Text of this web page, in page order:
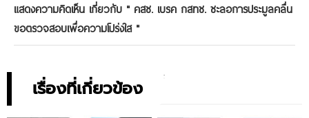
แสดงความคิดเห็น เกี่ยวกับ " คสช. เบรค กสทช. ชะลอการประมูลคลื่น
ขอตรวจสอบเพื่อความโปร่งใส"
เรื่องที่เกี่ยวข้อง